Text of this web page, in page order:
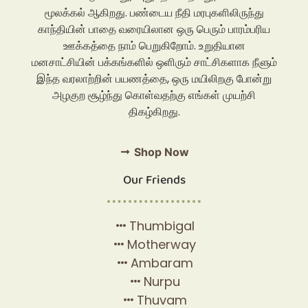
மூலக்கல் ஆகிறது. பண்டைய நீதி மரபுகளிலிருந்து
காந்தியின் பாதை வரையிலான ஒரு பெரும் பாரம்பரிய
ஊக்கத்தை நாம் பெறுகிறோம். உறுதியான
மனசாட்சியின் பக்கங்களில் ஒளிரும் சாட்சிகளாக நீளும்
இந்த வரலாற்றின் பயணத்தை, ஒரு மயிலிறகு போன்று
அழகுற சூழ்ந்து கொள்வதற்கு எங்கள் முயற்சி
திகழ்கிறது.
Shop Now
Our Friends
Thumbigal
Motherway
Ambaram
Nurpu
Thuvam